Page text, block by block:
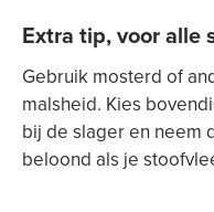
Extra tip, voor alle
Gebruik mosterd of
malsheid. Kies
bij de slager en neem
beloond als je